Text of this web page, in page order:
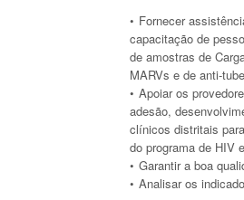
Fornecer
capacitação de
de amostras de
MARVs e de anti-
Apoiar os
adesão,
clínicos distritais
do programa de HIV
Garantir a boa
Analisar os